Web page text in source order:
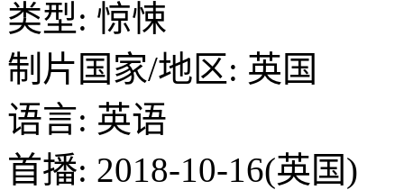
类型: 惊悚
制片国家/地区: 英国
语言: 英语
首播: 2018-10-16(英国)